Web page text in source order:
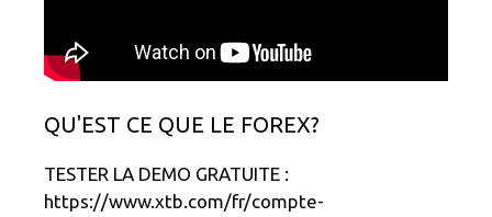
QU'EST CE QUE LE FOREX?
TESTER LA DEMO GRATUITE :
https://www.xtb.com/fr/compte-